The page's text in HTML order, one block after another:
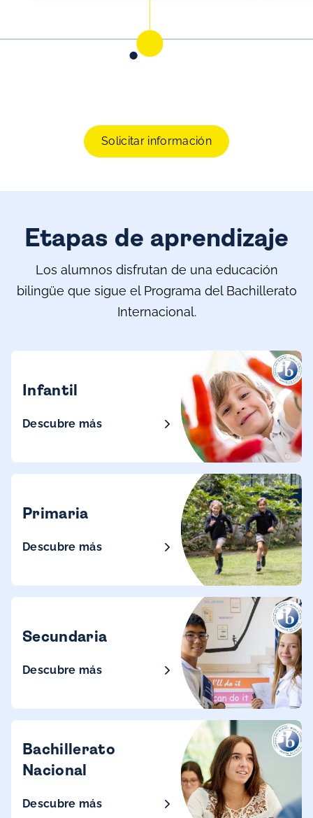
Solicitar información
Etapas de aprendizaje
Los alumnos disfrutan de una educación
bilingüe que sigue el Programa del Bachillerato
Internacional.
Infantil
Descubre más
Primaria
Descubre más
Secundaria
Descubre más
Bachillerato
Nacional
Descubre más